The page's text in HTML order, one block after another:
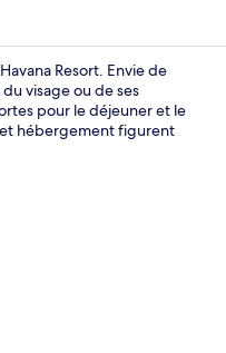
Terrasse/Patio
Resort. Envie de
visage ou de ses
pour le déjeuner et le
hébergement figurent